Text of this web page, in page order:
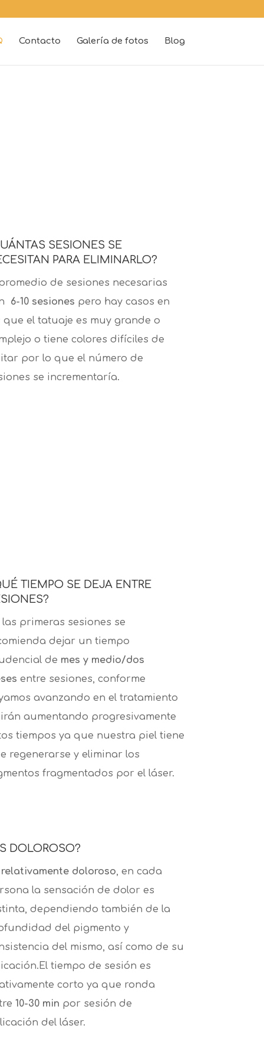
Contacto Galería de fotos Blog
SESIONES SE
PARA ELIMINARLO?
de sesiones necesarias
6-10 sesiones pero hay casos en
que el tatuaje es muy grande o
o tiene colores difíciles de
por lo que el número de
se incrementaría.
TIEMPO SE DEJA ENTRE
las primeras sesiones se
dejar un tiempo
de mes y medio/dos
entre sesiones, conforme
avanzando en el tratamiento
aumentando progresivamente
tiempos ya que nuestra piel tiene
regenerarse y eliminar los
fragmentados por el láser.
DOLOROSO?
relativamente doloroso, en cada
la sensación de dolor es
dependiendo también de la
del pigmento y
del mismo, así como de su
tiempo de sesión es
corto ya que ronda
10-30 min por sesión de
del láser.